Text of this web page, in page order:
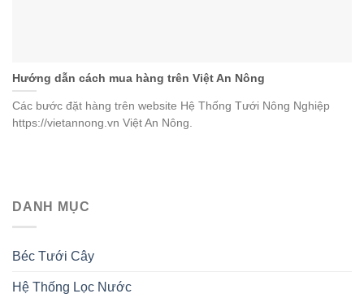
Hướng dẫn cách mua hàng trên Việt An Nông
Các bước đặt hàng trên website Hệ Thống Tưới Nông Nghiệp
https://vietannong.vn Việt An Nông.
DANH MỤC
Béc Tưới Cây
Hệ Thống Lọc Nước